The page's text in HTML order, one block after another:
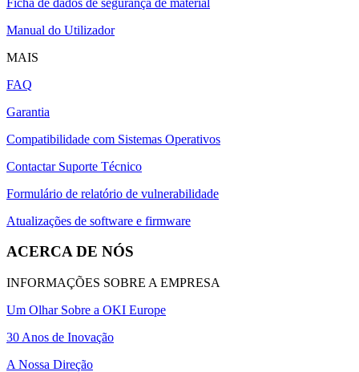
Manual do Utilizador
MAIS
FAQ
Garantia
Compatibilidade com Sistemas Operativos
Contactar Suporte Técnico
Formulário de relatório de vulnerabilidade
Atualizações de software e firmware
ACERCA DE NÓS
INFORMAÇÕES SOBRE A EMPRESA
Um Olhar Sobre a OKI Europe
30 Anos de Inovação
A Nossa Direção